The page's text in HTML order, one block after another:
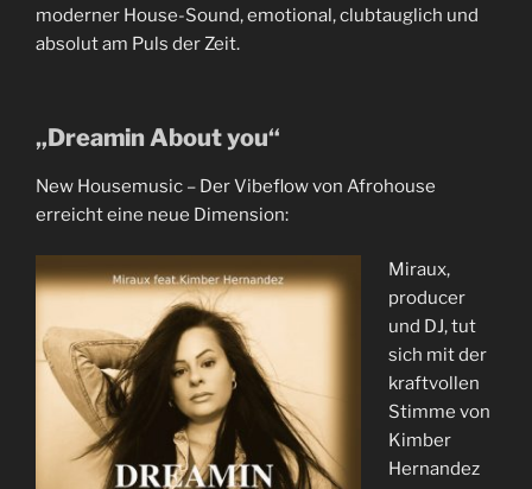
moderner House-Sound, emotional, clubtauglich und
absolut am Puls der Zeit.
„Dreamin About you“
New Housemusic – Der Vibeflow von Afrohouse
erreicht eine neue Dimension:
Miraux,
producer
und DJ, tut
sich mit der
kraftvollen
Stimme von
Kimber
Hernandez